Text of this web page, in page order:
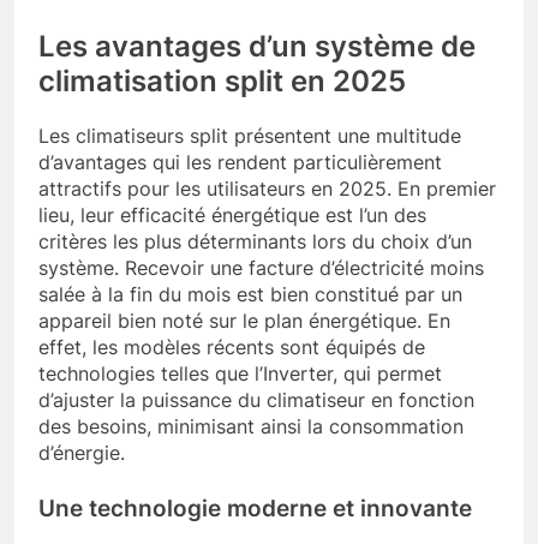
Les avantages d’un système de
climatisation split en 2025
Les climatiseurs split présentent une multitude
d’avantages qui les rendent particulièrement
attractifs pour les utilisateurs en 2025. En premier
lieu, leur efficacité énergétique est l’un des
critères les plus déterminants lors du choix d’un
système. Recevoir une facture d’électricité moins
salée à la fin du mois est bien constitué par un
appareil bien noté sur le plan énergétique. En
effet, les modèles récents sont équipés de
technologies telles que l’Inverter, qui permet
d’ajuster la puissance du climatiseur en fonction
des besoins, minimisant ainsi la consommation
d’énergie.
Une technologie moderne et innovante